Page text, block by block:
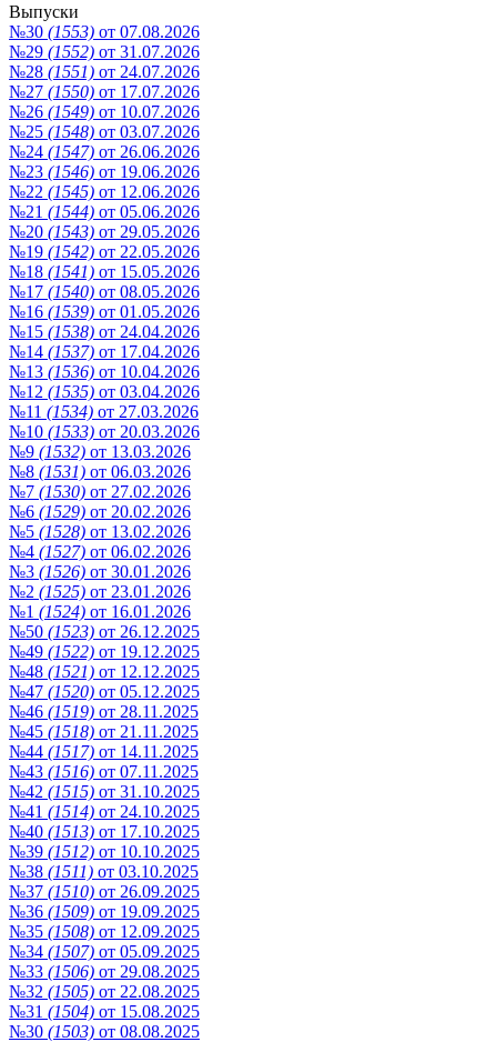
Выпуски
№30 (1553) от 07.08.2026
№29 (1552) от 31.07.2026
№28 (1551) от 24.07.2026
№27 (1550) от 17.07.2026
№26 (1549) от 10.07.2026
№25 (1548) от 03.07.2026
№24 (1547) от 26.06.2026
№23 (1546) от 19.06.2026
№22 (1545) от 12.06.2026
№21 (1544) от 05.06.2026
№20 (1543) от 29.05.2026
№19 (1542) от 22.05.2026
№18 (1541) от 15.05.2026
№17 (1540) от 08.05.2026
№16 (1539) от 01.05.2026
№15 (1538) от 24.04.2026
№14 (1537) от 17.04.2026
№13 (1536) от 10.04.2026
№12 (1535) от 03.04.2026
№11 (1534) от 27.03.2026
№10 (1533) от 20.03.2026
№9 (1532) от 13.03.2026
№8 (1531) от 06.03.2026
№7 (1530) от 27.02.2026
№6 (1529) от 20.02.2026
№5 (1528) от 13.02.2026
№4 (1527) от 06.02.2026
№3 (1526) от 30.01.2026
№2 (1525) от 23.01.2026
№1 (1524) от 16.01.2026
№50 (1523) от 26.12.2025
№49 (1522) от 19.12.2025
№48 (1521) от 12.12.2025
№47 (1520) от 05.12.2025
№46 (1519) от 28.11.2025
№45 (1518) от 21.11.2025
№44 (1517) от 14.11.2025
№43 (1516) от 07.11.2025
№42 (1515) от 31.10.2025
№41 (1514) от 24.10.2025
№40 (1513) от 17.10.2025
№39 (1512) от 10.10.2025
№38 (1511) от 03.10.2025
№37 (1510) от 26.09.2025
№36 (1509) от 19.09.2025
№35 (1508) от 12.09.2025
№34 (1507) от 05.09.2025
№33 (1506) от 29.08.2025
№32 (1505) от 22.08.2025
№31 (1504) от 15.08.2025
№30 (1503) от 08.08.2025